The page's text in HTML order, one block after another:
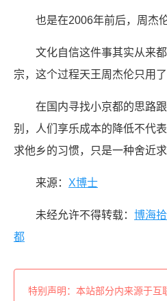
也是在2006年前后，周杰
文化自信这件事其实从来
宗，这个过程天王周杰伦只用了
在国内寻找小京都的思路
别，人们享乐成本的降低不代
求他乡的习惯，只是一种舍近求
来源： X博士
未经允许不得转载： 博海
都
特别声明：本站部分内来源于互